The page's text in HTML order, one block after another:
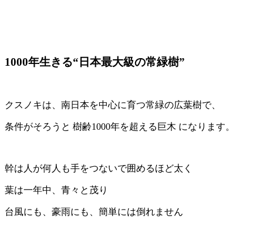
1000年生きる“日本最大級の常緑樹”
クスノキは、南日本を中心に育つ常緑の広葉樹で、
条件がそろうと 樹齢1000年を超える巨木 になります。
幹は人が何人も手をつないで囲めるほど太く
葉は一年中、青々と茂り
台風にも、豪雨にも、簡単には倒れません